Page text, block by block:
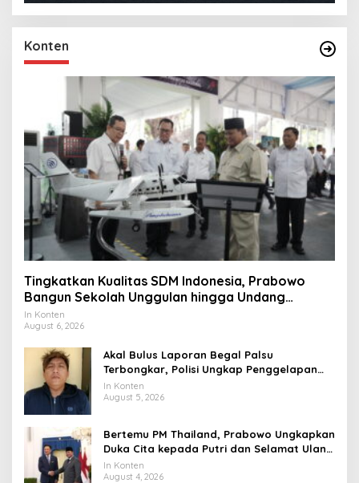
Konten
Tingkatkan Kualitas SDM Indonesia, Prabowo
Bangun Sekolah Unggulan hingga Undang
Universitas Terbaik Dunia
In Konten
August 6, 2026
Akal Bulus Laporan Begal Palsu
Terbongkar, Polisi Ungkap Penggelapan
Uang Perusahaan untuk Crypto
In Konten
August 5, 2026
Bertemu PM Thailand, Prabowo Ungkapkan
Duka Cita kepada Putri dan Selamat Ulang
Tahun ke Raja Thailand
In Konten
August 4, 2026